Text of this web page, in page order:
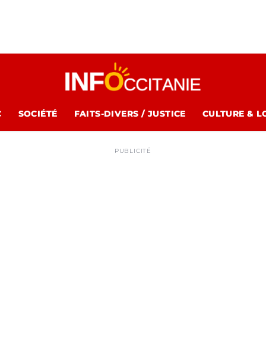
SOCIÉTÉ FAITS-DIVERS / JUSTICE CULTURE &
PUBLICITÉ